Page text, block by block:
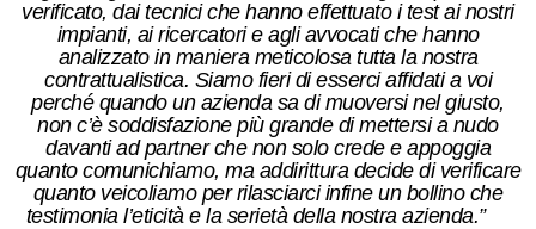
verificato, dai tecnici che hanno effettuato i test ai nostri
impianti, ai ricercatori e agli avvocati che hanno
analizzato in maniera meticolosa tutta la nostra
contrattualistica. Siamo fieri di esserci affidati a voi
perché quando un azienda sa di muoversi nel giusto,
non c’è soddisfazione più grande di mettersi a nudo
davanti ad partner che non solo crede e appoggia
quanto comunichiamo, ma addirittura decide di verificare
quanto veicoliamo per rilasciarci infine un bollino che
testimonia l’eticità e la serietà della nostra azienda.”